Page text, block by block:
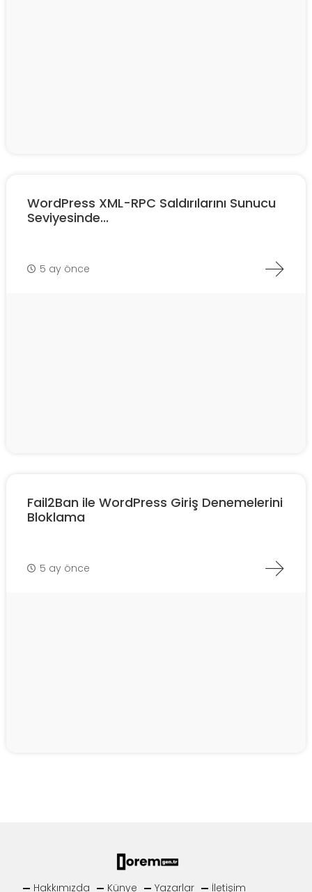
WordPress XML-RPC Saldırılarını Sunucu
Seviyesinde...
5 ay önce
Fail2Ban ile WordPress Giriş Denemelerini
Bloklama
5 ay önce
Hakkımızda Künye Yazarlar İletişim